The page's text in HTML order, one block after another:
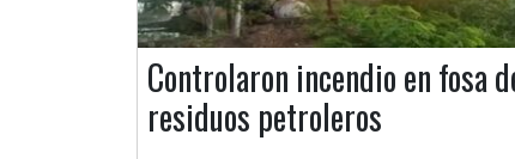
Controlaron incendio en fosa
residuos petroleros